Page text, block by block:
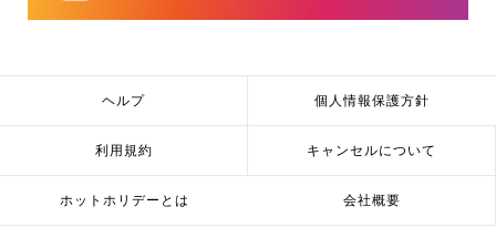
ヘルプ 個人情報保護方針
利用規約 キャンセルについて
ホットホリデーとは 会社概要